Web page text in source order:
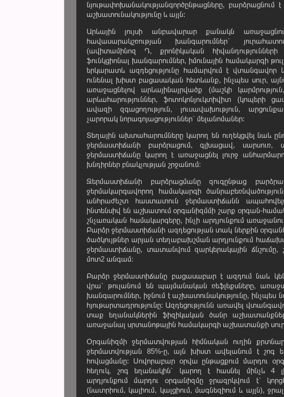
նյութափոխանակությանգործընթացները, բարձրացնում
աշխատունակությունը և այլն:
Արևային լույսի անբավարար քանակն
հավասարակշռության խանգարումներ`
(ավիտամինոզ Դ, քրոնիկական
ֆունկցիոնալ խանգարումներ, իմունային համակարգի
երկարատև ազդեցությունը համարվում է վտանգավոր
ունենալ խիստ բացասական հետևանք, ինչպես սուր,
առաջացնելով արևայինայրվածք (մաշկի
արևահարություններ, ֆոտոկոնյուկտիվիտ (կոպերի
ավազի զգացողություն, լուսավախություն,
չարորակ նորագոյացություններ` մելանոմաներ:
Տեղային ախտահարումները կարող են ուղեկցվել նաև
ջերմաստիճանի բարձրացում, գլխացավ,
ջերմաստիճանը կարող է առաջացնել լուրջ
խնդիրներ բնակչության շրջանում:
Ջերմաստիճանի բարձրացմանը զուգընթաց
ջերմակարգավորող համակարգի
անհրաժեշտ հաստատուն ջերմաստիճանն
ինտենսիվ են աշխատում օրգանիզմմի շարք օրգան-
շնչառական համակարգերը, ինչի արդյունքում
Բարձր ջերմաստիճանի ազդեցության տակ ներքին
ծածկույթներ արյան տեղաբախշման արդյունքում
ջերմաստիճանը, տատանվում զարկերակային ճնշումը,
մոտ2 անգամ:
Բարձր ջերմաստիճանը բացասաբար է ազդում նաև
վրա՝ թուլանում են պայմանական ռեֆլեքսները,
խանգարումներ, իջնում է աշխատունակությունը, ինչպես
հյութարտադրությունը: Ազդեցությունն առավել
տաք եղանակներին ֆիզիկական ծանր
առաջանալ սրտանոթային համակարգի աշխատանքի
Օրգանիզմի ջերմատվության հիմնական ուղին
ջերմատվության 85%-ը, այն խիստ ավելանում է շոգ
հովացմանը: Սովորաբար օրվա ընթացքում մարդու
հեղուկ, շոգ եղանակին՝ կարող է հասնել մինչև 4
արդյունքում մարդու օրգանիզմը ջրազրկվում է`
(նատրիում, կալիում, կալցիում, մագնեզիում և այլն),